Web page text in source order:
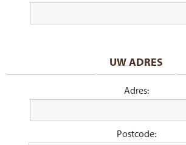
UW ADRES
Adres:
Postcode: